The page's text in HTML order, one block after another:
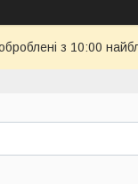
з 10:00